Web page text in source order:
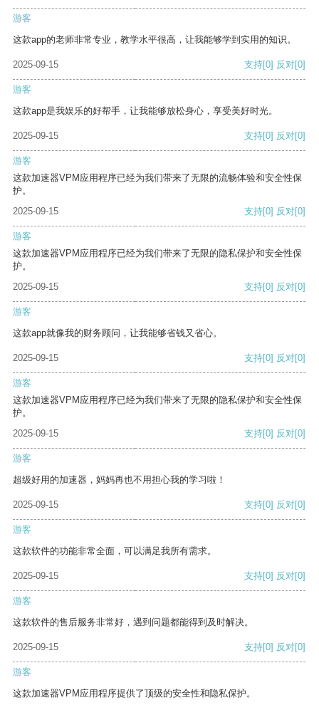
游客
这款app的老师非常专业，教学水平很高，让我能够学到实用的知识。
2025-09-15 支持[0] 反对[0]
游客
这款app是我娱乐的好帮手，让我能够放松身心，享受美好时光。
2025-09-15 支持[0] 反对[0]
游客
这款加速器VPM应用程序已经为我们带来了无限的流畅体验和安全性保
护。
2025-09-15
支持[0] 反对[0]
游客
这款加速器VPM应用程序已经为我们带来了无限的隐私保护和安全性保
护。
2025-09-15
支持[0] 反对[0]
游客
这款app就像我的财务顾问，让我能够省钱又省心。
2025-09-15 支持[0] 反对[0]
游客
这款加速器VPM应用程序已经为我们带来了无限的隐私保护和安全性保
护。
2025-09-15
支持[0] 反对[0]
游客
超级好用的加速器，妈妈再也不用担心我的学习啦！
2025-09-15 支持[0] 反对[0]
游客
这款软件的功能非常全面，可以满足我所有需求。
2025-09-15 支持[0] 反对[0]
游客
这款软件的售后服务非常好，遇到问题都能得到及时解决。
2025-09-15 支持[0] 反对[0]
游客
这款加速器VPM应用程序提供了顶级的安全性和隐私保护。